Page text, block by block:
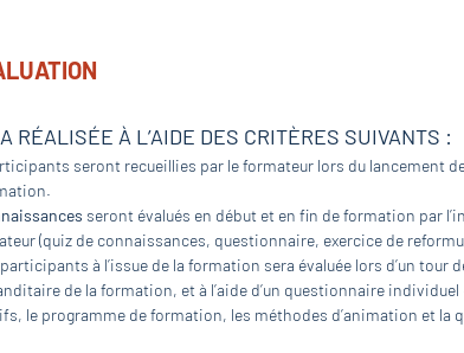
RÉALISÉE À L’AIDE DES CRITÈRES SUIVANTS :
seront recueillies par le formateur lors du lancement
seront évalués en début et en fin de formation par
(quiz de connaissances, questionnaire, exercice de
à l’issue de la formation sera évaluée lors d’un tour
de la formation, et à l’aide d’un questionnaire
le programme de formation, les méthodes d’animation et la